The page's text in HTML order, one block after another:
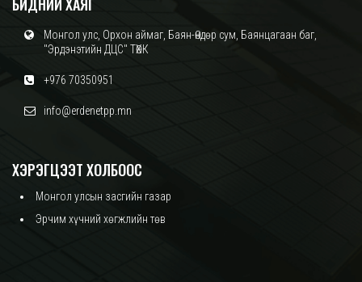
Монгол улс, Орхон аймаг, Баян-Өндөр сум, Баянцагаан баг,
"Эрдэнэтийн ДЦС" ТӨХК
+976 70350951
info@erdenetpp.mn
ХЭРЭГЦЭЭТ ХОЛБООС
Монгол улсын засгийн газар
Эрчим хүчний хөгжлийн төв